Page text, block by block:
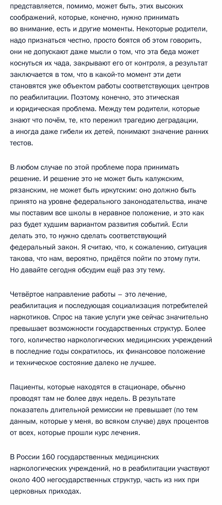
представляется, помимо, может быть, этих высоких
соображений, которые, конечно, нужно принимать
во внимание, есть и другие моменты. Некоторые родители,
надо признаться честно, просто боятся об этом говорить,
они не допускают даже мысли о том, что эта беда может
коснуться их чада, закрывают его от контроля, а результат
заключается в том, что в какой‑то момент эти дети
становятся уже объектом работы соответствующих центров
по реабилитации. Поэтому, конечно, это этическая
и юридическая проблема. Между тем родители, которые
знают что почём, те, кто пережил трагедию деградации,
а иногда даже гибели их детей, понимают значение ранних
тестов.
В любом случае по этой проблеме пора принимать
решение. И решение это не может быть калужским,
рязанским, не может быть иркутским: оно должно быть
принято на уровне федерального законодательства, иначе
мы поставим все школы в неравное положение, и это как
раз будет худшим вариантом развития событий. Если
делать это, то нужно сделать соответствующий
федеральный закон. Я считаю, что, к сожалению, ситуация
такова, что нам, вероятно, придётся пойти по этому пути.
Но давайте сегодня обсудим ещё раз эту тему.
Четвёртое направление работы – это лечение,
реабилитация и последующая социализация потребителей
наркотиков. Спрос на такие услуги уже сейчас значительно
превышает возможности государственных структур. Более
того, количество наркологических медицинских учреждений
в последние годы сократилось, их финансовое положение
и техническое состояние далеко не лучшее.
Пациенты, которые находятся в стационаре, обычно
проводят там не более двух недель. В результате
показатель длительной ремиссии не превышает (по тем
данным, которые у меня, во всяком случае) двух процентов
от всех, которые прошли курс лечения.
В России 160 государственных медицинских
наркологических учреждений, но в реабилитации участвуют
около 400 негосударственных структур, часть из них при
церковных приходах.